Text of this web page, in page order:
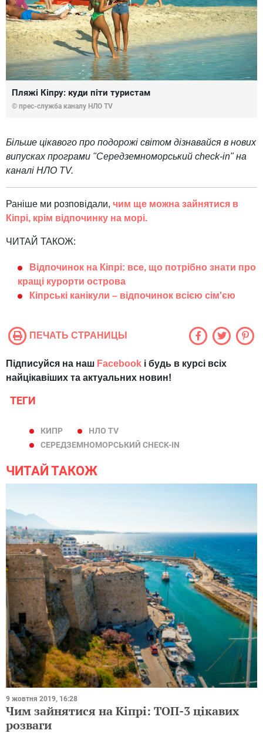
Пляжі Кіпру: куди піти туристам
© прес-служба каналу НЛО TV
Більше цікавого про подорожі світом дізнавайся в нових
випусках програми "Середземноморський check-in" на
каналі НЛО TV.
Раніше ми розповідали, чим ще можна зайнятися в
Кіпрі, крім відпочинку на морі.
ЧИТАЙ ТАКОЖ:
Відпочинок на Кіпрі: все, що потрібно знати про
кращі курорти острова
Кіпрські канікули – відпочинок всією сім'єю
ПЕЧАТЬ СТРАНИЦЫ
Підписуйся на наш Facebook і будь в курсі всіх
найцікавіших та актуальних новин!
ТЕГИ
КИПР
НЛО TV
СЕРЕДЗЕМНОМОРСЬКИЙ CHECK-IN
ЧИТАЙ ТАКОЖ
9 жовтня 2019, 16:28
Чим зайнятися на Кіпрі: ТОП-3 цікавих
розваги